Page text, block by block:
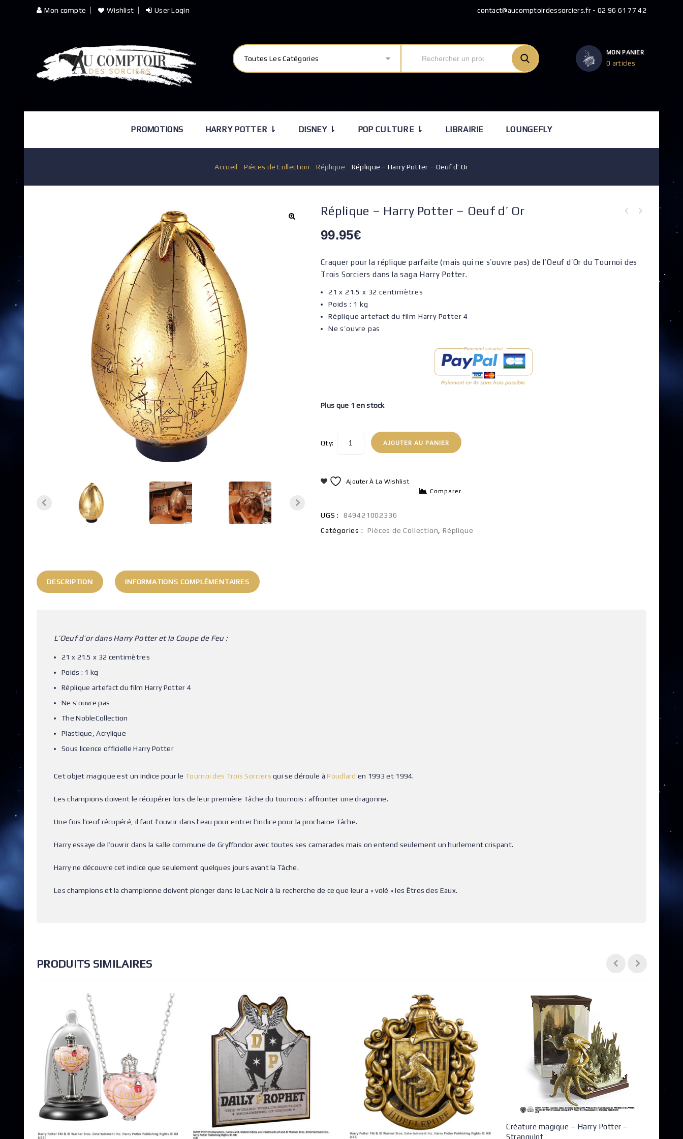
Mon compte Wishlist User Login contact@aucomptoirdessorciers.fr - 02 96 61 77 42
Toutes Les Catégories
MON PANIER
0 articles
PROMOTIONS HARRY POTTER ⇂ DISNEY ⇂ POP CULTURE ⇂ LIBRAIRIE LOUNGEFLY
Accueil /Pièces de Collection /Réplique Réplique – Harry Potter – Oeuf d’ Or
Réplique – Harry Potter – Oeuf d’ Or
99.95€
Craquer pour la réplique parfaite (mais qui ne s’ouvre pas) de l’Oeuf d’Or du Tournoi des
Trois Sorciers dans la saga Harry Potter.
21 x 21.5 x 32 centimètres
Poids : 1 kg
Réplique artefact du film Harry Potter 4
Ne s’ouvre pas
Plus que 1 en stock
Qty: AJOUTER AU PANIER
Ajouter À La Wishlist
Comparer
UGS :
849421002336
Catégories :
Pièces de Collection ,Réplique
DESCRIPTION INFORMATIONS COMPLÉMENTAIRES
L’Oeuf d’or dans Harry Potter et la Coupe de Feu :
21 x 21.5 x 32 centimètres
Poids : 1 kg
Réplique artefact du film Harry Potter 4
Ne s’ouvre pas
The NobleCollection
Plastique, Acrylique
Sous licence officielle Harry Potter
Cet objet magique est un indice pour leTournoi des Trois Sorciers qui se déroule àPoudlard en 1993 et 1994.
Les champions doivent le récupérer lors de leur première Tâche du tournois : affronter une dragonne.
Une fois l’œuf récupéré, il faut l’ouvrir dans l’eau pour entrer l’indice pour la prochaine Tâche.
Harry essaye de l’ouvrir dans la salle commune de Gryffondor avec toutes ses camarades mais on entend seulement un hurlement crispant.
Harry ne découvre cet indice que seulement quelques jours avant la Tâche.
Les champions et la championne doivent plonger dans le Lac Noir à la recherche de ce que leur a « volé » les Êtres des Eaux.
PRODUITS SIMILAIRES
Créature magique – Harry Potter –
Strangulot